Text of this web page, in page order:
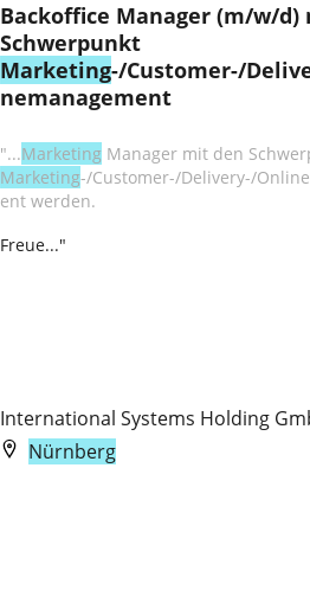
Backoffice Manager (m/w/d)
Schwerpunkt
Marketing-/Customer-/
nemanagement
"...Marketing
Marketing-/Customer-/Delivery-/
ent werden.
Freue..."
International Systems Holding
Nürnberg